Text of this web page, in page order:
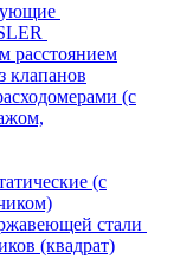
расстоянием
клапанов
(с
(с
стали
(квадрат)